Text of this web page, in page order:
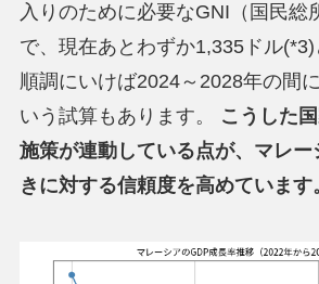
入りのために必要なGNI（国民総
で、現在あとわずか1,335ドル(*3)
順調にいけば2024～2028年の間
いう試算もあります。
こうした
施策が連動している点が、マレ
きに対する信頼度を高めています